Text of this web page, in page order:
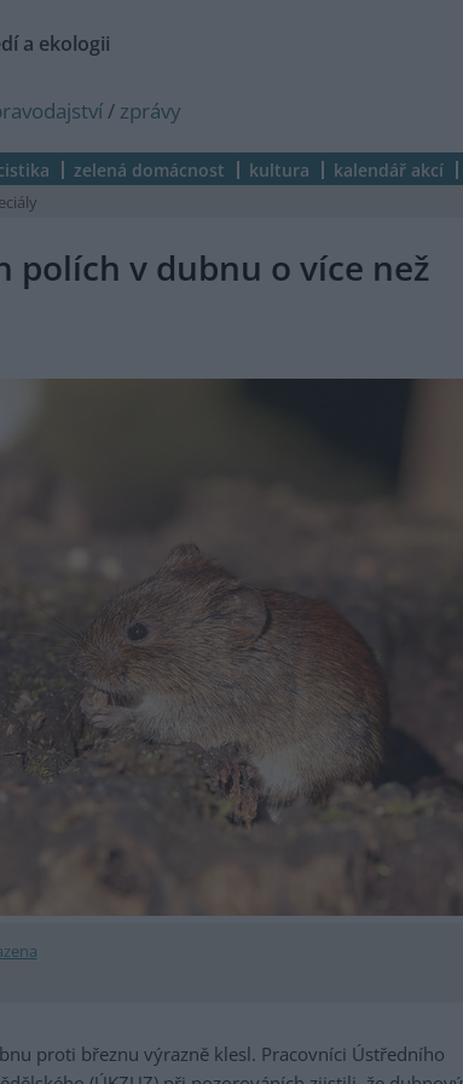
a ekologii
/ zprávy
zelená domácnost kultura kalendář akcí
polích v dubnu o více než
proti březnu výrazně klesl. Pracovníci Ústředního